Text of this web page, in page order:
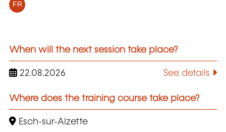
FR
When will the next session take place?
22.08.2026 See details
Where does the training course take place?
Esch-sur-Alzette